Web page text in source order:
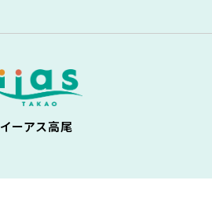
イーアス高尾